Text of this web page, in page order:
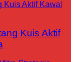
Kuis Aktif